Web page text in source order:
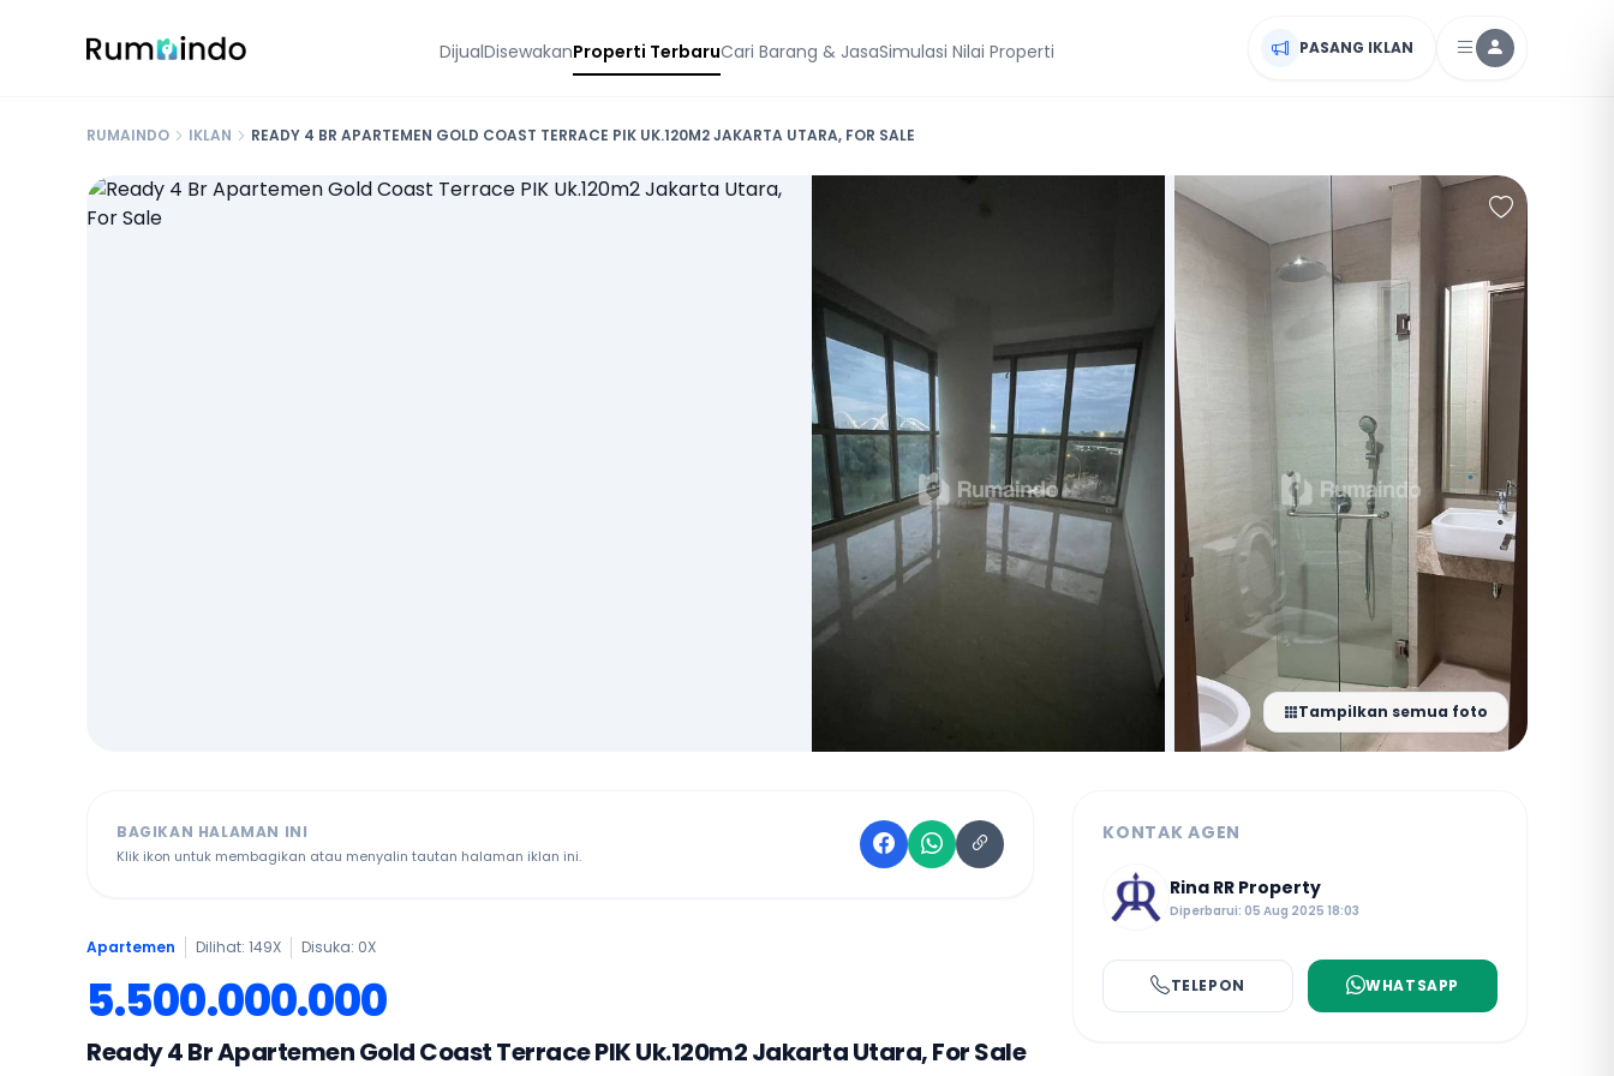
DijualDisewakanProperti TerbaruCari Barang & JasaSimulasi Nilai Properti PASANG IKLAN
RUMAINDO IKLAN READY 4 BR APARTEMEN GOLD COAST TERRACE PIK UK.120M2 JAKARTA UTARA, FOR SALE
Tampilkan semua foto
BAGIKAN HALAMAN INI
Klik ikon untuk membagikan atau menyalin tautan halaman iklan ini.
Apartemen Dilihat: 149X Disuka: 0X
5.500.000.000
Ready 4 Br Apartemen Gold Coast Terrace PIK Uk.120m2 Jakarta Utara, For Sale
KONTAK AGEN
Rina RR Property
Diperbarui: 05 Aug 2025 18:03
TELEPON WHATSAPP